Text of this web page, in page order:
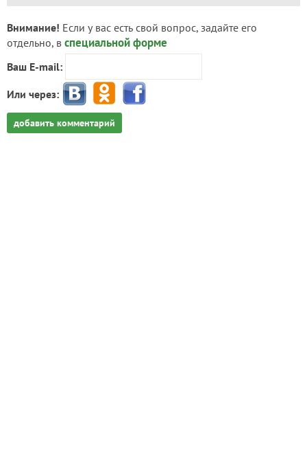
Внимание! Если у вас есть свой вопрос, задайте его
отдельно, в специальной форме
Ваш E-mail:
Или через:
добавить комментарий